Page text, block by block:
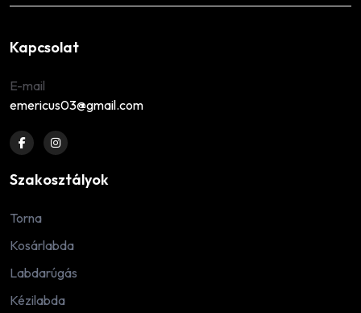
Kapcsolat
E-mail
emericus03@gmail.com
Szakosztályok
Torna
Kosárlabda
Labdarúgás
Kézilabda